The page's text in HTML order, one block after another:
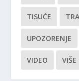
TISUĆE
UPOZORENJE
VIDEO VIŠE